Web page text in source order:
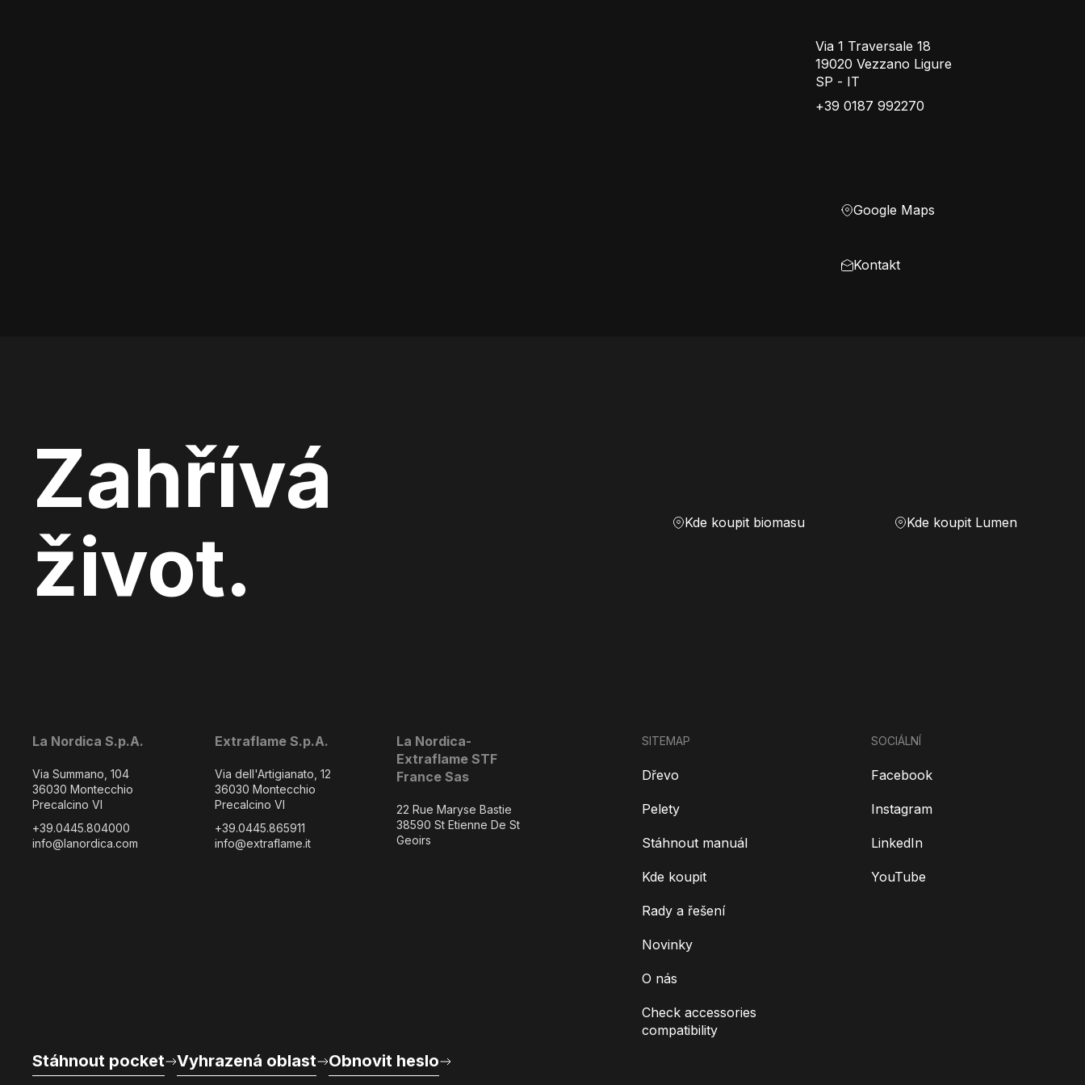
Via 1 Traversale 18
19020 Vezzano Ligure
SP - IT
+39 0187 992270
Google Maps
Kontakt
Zahřívá
život.
Kde koupit biomasu Kde koupit Lumen
La Nordica S.p.A.
Via Summano, 104
36030 Montecchio
Precalcino VI
+39.0445.804000
info@lanordica.com
Extraflame S.p.A.
Via dell'Artigianato, 12
36030 Montecchio
Precalcino VI
+39.0445.865911
info@extraflame.it
La Nordica-
Extraflame STF
France Sas
22 Rue Maryse Bastie
38590 St Etienne De St
Geoirs
Stáhnout pocket Vyhrazená oblast Obnovit heslo
SITEMAP
Dřevo
Pelety
Stáhnout manuál
Kde koupit
Rady a řešení
Novinky
O nás
Check accessories
compatibility
SOCIÁLNÍ
Facebook
Instagram
LinkedIn
YouTube